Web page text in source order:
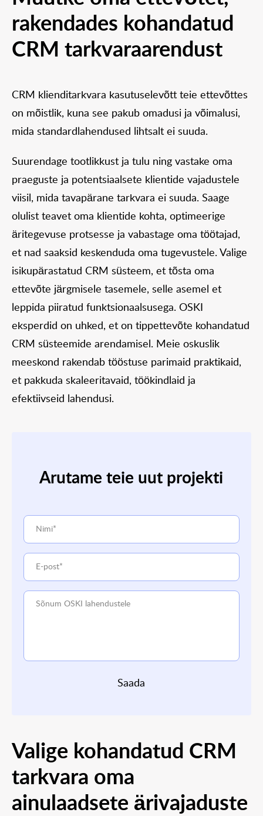
rakendades kohandatud
CRM tarkvaraarendust
CRM klienditarkvara kasutuselevõtt teie ettevõttes
on mõistlik, kuna see pakub omadusi ja võimalusi,
mida standardlahendused lihtsalt ei suuda.
Suurendage tootlikkust ja tulu ning vastake oma
praeguste ja potentsiaalsete klientide vajadustele
viisil, mida tavapärane tarkvara ei suuda. Saage
olulist teavet oma klientide kohta, optimeerige
äritegevuse protsesse ja vabastage oma töötajad,
et nad saaksid keskenduda oma tugevustele. Valige
isikupärastatud CRM süsteem, et tõsta oma
ettevõte järgmisele tasemele, selle asemel et
leppida piiratud funktsionaalsusega. OSKI
eksperdid on uhked, et on tippettevõte kohandatud
CRM süsteemide arendamisel. Meie oskuslik
meeskond rakendab tööstuse parimaid praktikaid,
et pakkuda skaleeritavaid, töökindlaid ja
efektiivseid lahendusi.
Arutame teie uut projekti
Saada
Valige kohandatud CRM
tarkvara oma
ainulaadsete ärivajaduste